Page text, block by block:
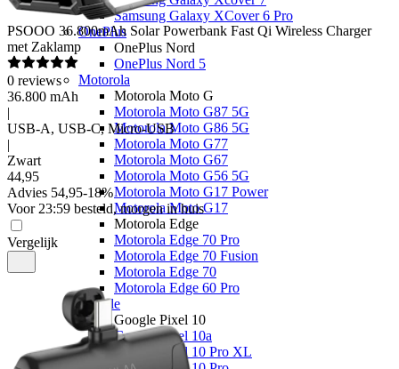
Samsung Galaxy XCover 6 Pro
OnePlus
OnePlus Nord
OnePlus Nord 5
Motorola
Motorola Moto G
Motorola Moto G87 5G
Motorola Moto G86 5G
Motorola Moto G77
Motorola Moto G67
Motorola Moto G56 5G
Motorola Moto G17 Power
Motorola Moto G17
Motorola Edge
Motorola Edge 70 Pro
Motorola Edge 70 Fusion
Motorola Edge 70
Motorola Edge 60 Pro
Google
Google Pixel 10
Google Pixel 10a
Google Pixel 10 Pro XL
PSOOO 36.800mAh Solar Powerbank Fast Qi Wireless Charger
met Zaklamp
0 reviews
36.800 mAh
|
USB-A, USB-C, Micro-USB
|
Zwart
44,95
Advies 54,95-18%
Voor 23:59 besteld, morgen in huis
Vergelijk